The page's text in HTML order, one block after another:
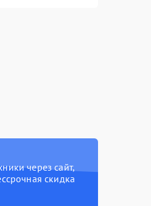
через сайт,
скидка